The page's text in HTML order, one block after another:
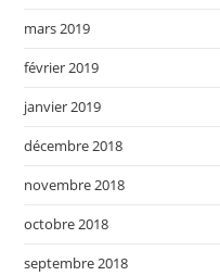
mars 2019
février 2019
janvier 2019
décembre 2018
novembre 2018
octobre 2018
septembre 2018